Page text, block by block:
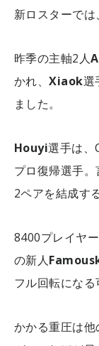
新ロスターでは
昨季の主軸2人
かれ、Xiaok選
ました。
Houyi選手は、
プロ復帰選手。
2ペアを結成す
8400プレイヤ
の新人
フル回転になる
かかる重圧は